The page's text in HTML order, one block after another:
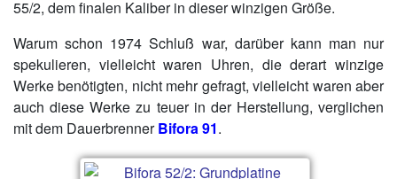
55/2, dem finalen Kaliber in dieser winzigen Größe.
Warum schon 1974 Schluß war, darüber kann man nur
spekulieren, vielleicht waren Uhren, die derart winzige
Werke benötigten, nicht mehr gefragt, vielleicht waren aber
auch diese Werke zu teuer in der Herstellung, verglichen
mit dem DauerbrennerBifora 91.